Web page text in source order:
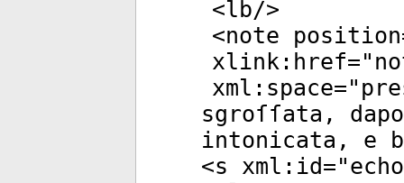
<lb/>
<note position
xlink:href="
xml:space="
sgroſſata,
intonicata, e
<s xml:id="